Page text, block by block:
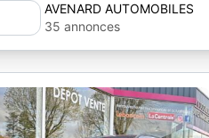
AVENARD AUTOMOBILES
35 annonces